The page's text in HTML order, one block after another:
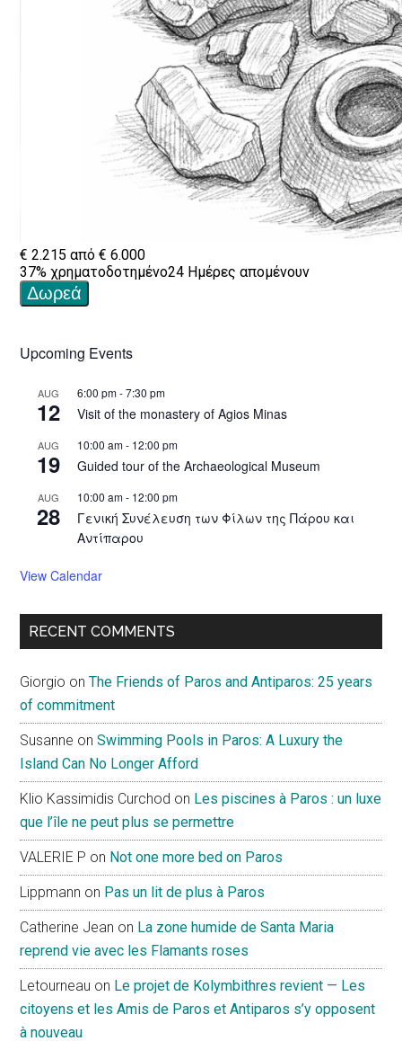
Upcoming Events
AUG
12
6:00 pm-7:30 pm
Visit of the monastery of Agios Minas
AUG
19
10:00 am- 12:00 pm
Guided tour of the Archaeological Museum
AUG
28
10:00 am- 12:00 pm
Γενική Συνέλευση των Φίλων της Πάρου και
Αντίπαρου
View Calendar
RECENT COMMENTS
Giorgio onThe Friends of Paros and Antiparos: 25 years
of commitment
Susanne onSwimming Pools in Paros: A Luxury the
Island Can No Longer Afford
Klio Kassimidis Curchod on Les piscines à Paros : un luxe
que l’île ne peut plus se permettre
VALERIE P on Not one more bed on Paros
Lippmann on Pas un lit de plus à Paros
Catherine Jean on La zone humide de Santa Maria
reprend vie avec les Flamants roses
Letourneau on Le projet de Kolymbithres revient — Les
citoyens et les Amis de Paros et Antiparos s’y opposent
à nouveau